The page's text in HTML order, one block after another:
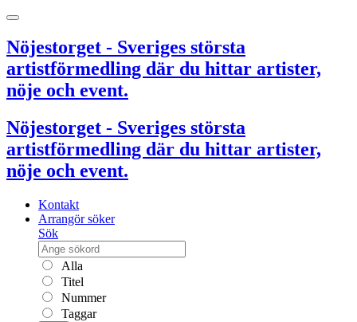
Nöjestorget - Sveriges största
artistförmedling där du hittar artister,
nöje och event.
Nöjestorget - Sveriges största
artistförmedling där du hittar artister,
nöje och event.
Kontakt
Arrangör söker
Sök
Alla
Titel
Nummer
Taggar